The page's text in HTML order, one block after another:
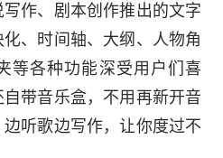
作、剧本创作推出的文字
、时间轴、大纲、人物角
等各种功能深受用户们喜
带音乐盒，不用再新开音
听歌边写作，让你度过不